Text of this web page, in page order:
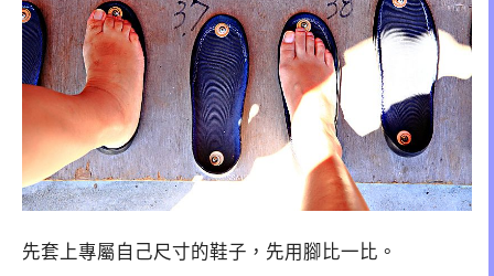
先套上專屬自己尺寸的鞋子，先用腳比一比。